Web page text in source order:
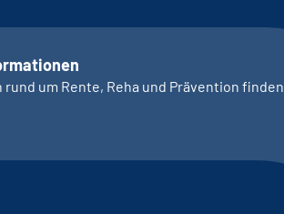
um Rente, Reha und Prävention finden